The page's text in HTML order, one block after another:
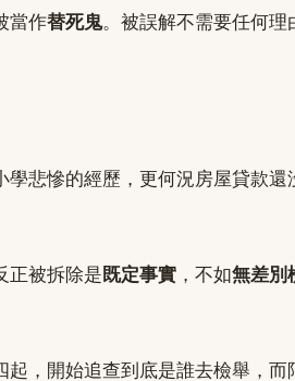
當作替死鬼。被誤解不需要任何理
悲慘的經歷，更何況房屋貸款還
正被拆除是 既定事實 ，不如無差別
，開始追查到底是誰去檢舉，而